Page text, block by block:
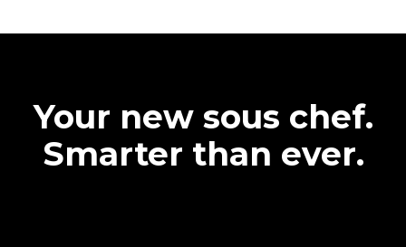
Your new sous chef.
Smarter than ever.